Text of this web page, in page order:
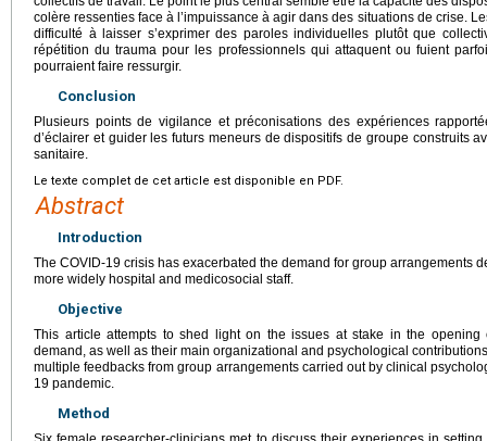
colère ressenties face à l’impuissance à agir dans des situations de crise.
difficulté à laisser s’exprimer des paroles individuelles plutôt que
répétition du trauma pour les professionnels qui attaquent ou fuient
pourraient faire ressurgir.
Conclusion
Plusieurs points de vigilance et préconisations des expériences
d’éclairer et guider les futurs meneurs de dispositifs de groupe construits
sanitaire.
Le texte complet de cet article est disponible en PDF.
Abstract
Introduction
The COVID-19 crisis has exacerbated the demand for group arrangements
more widely hospital and medicosocial staff.
Objective
This article attempts to shed light on the issues at stake in the
demand, as well as their main organizational and psychological
multiple feedbacks from group arrangements carried out by clinical
19 pandemic.
Method